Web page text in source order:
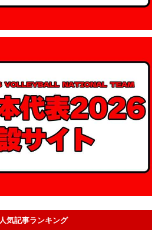
人気記事ランキング